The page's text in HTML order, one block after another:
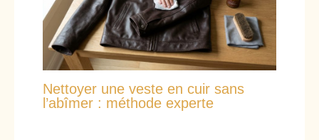
Nettoyer une veste en cuir sans
l’abîmer : méthode experte